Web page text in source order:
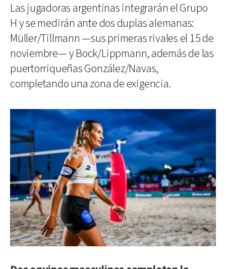
Las jugadoras argentinas integrarán el Grupo
H y se medirán ante dos duplas alemanas:
Müller/Tillmann —sus primeras rivales el 15 de
noviembre— y Bock/Lippmann, además de las
puertorriqueñas González/Navas,
completando una zona de exigencia.